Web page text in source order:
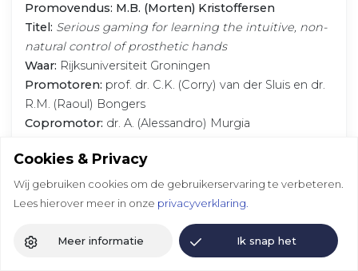
Cookies & Privacy
Wij gebruiken cookies om de gebruikerservaring te verbeteren.
Lees hierover meer in onze privacyverklaring.
Ik snap het
Meer informatie
Promovendus: M.B. (Morten) Kristoffersen
Titel: Serious gaming for learning the intuitive, non-
natural control of prosthetic hands
Waar: Rijksuniversiteit Groningen
Promotoren: prof. dr. C.K. (Corry) van der Sluis en dr.
R.M. (Raoul) Bongers
Copromotor: dr. A. (Alessandro) Murgia
Meer informatie